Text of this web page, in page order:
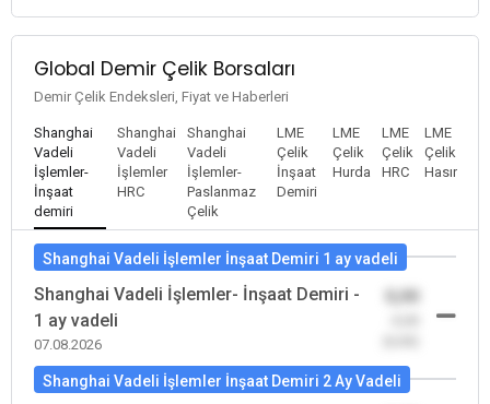
Global Demir Çelik Borsaları
Demir Çelik Endeksleri, Fiyat ve Haberleri
Shanghai
Vadeli
İşlemler-
İnşaat
demiri
Shanghai
Vadeli
İşlemler
HRC
Shanghai
Vadeli
İşlemler-
Paslanmaz
Çelik
LME
Çelik
İnşaat
Demiri
LME
Çelik
Hurda
LME
Çelik
HRC
LME
Çelik
Hasır
Shanghai Vadeli İşlemler İnşaat Demiri 1 ay vadeli
Shanghai Vadeli İşlemler- İnşaat Demiri -
1 ay vadeli
07.08.2026
Shanghai Vadeli İşlemler İnşaat Demiri 2 Ay Vadeli